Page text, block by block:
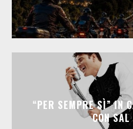
“PER SEMPRE SÌ” IN
CON